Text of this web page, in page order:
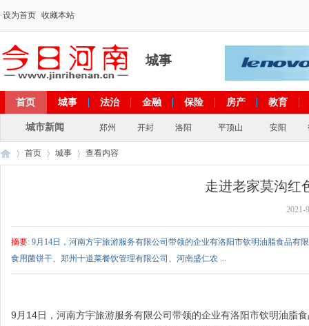
设为首页 收藏本站
城事
首页 城事 法治 金融 保险 房产 教育
出彩河南 政策 专题
城市新闻 郑州 开封 洛阳 平顶山 安阳
首页 城事 查看内容
走进老家莫沟红
2021-
摘要: 9月14日，河南方宇旅游服务有限公司带领的企业有洛阳市钦明油脂食品
食用菌饼干、郑州十道菜餐饮管理有限公司、河南盛仁农 ...
9月14日，河南方宇旅游服务有限公司带领的企业有洛阳市钦明油脂